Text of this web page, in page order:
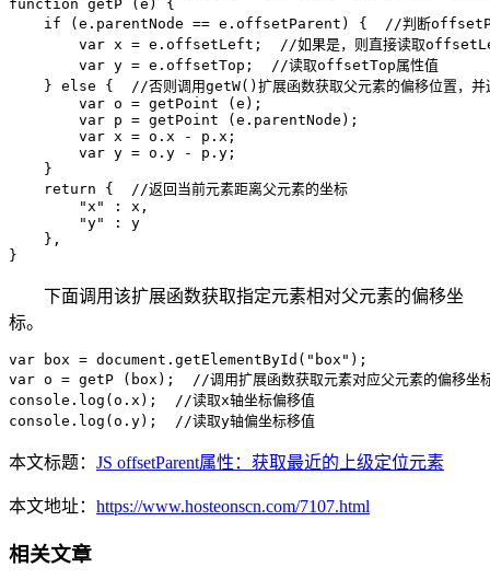
function getP (e) {
if (e.parentNode == e.offsetParent) {  //判断
var x = e.offsetLeft;  //如果是，则直接读取
        var y = e.offsetTop;  //读取offsetTop属性值
} else {  //否则调用getW()扩展函数获取父元素的偏移位置，并
        var o = getPoint (e);
        var p = getPoint (e.parentNode);
        var x = o.x - p.x;
        var y = o.y - p.y;
    }
    return {  //返回当前元素距离父元素的坐标
        "x" : x,
        "y" : y
    },
}
下面调用该扩展函数获取指定元素相对父元素的偏移坐
标。
var box = document.getElementById("box");
var o = getP (box);  //调用扩展函数获取元素对应父元素的偏移坐
console.log(o.x);  //读取x轴坐标偏移值
console.log(o.y);  //读取y轴偏坐标移值
本文标题： JS offsetParent属性：获取最近的上级定位元素
本文地址： https://www.hosteonscn.com/7107.html
相关文章